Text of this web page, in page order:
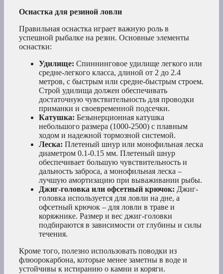
Оснастка для резиной ловли
Правильная оснастка играет важную роль в
успешной рыбалке на резин. Основные элементы
оснастки:
Удилище: Спиннинговое удилище легкого или
средне-легкого класса, длиной от 2 до 2.4
метров, с быстрым или средне-быстрым строем.
Строй удилища должен обеспечивать
достаточную чувствительность для проводки
приманки и своевременной подсечки.
Катушка: Безынерционная катушка
небольшого размера (1000-2500) с плавным
ходом и надежной тормозной системой.
Леска: Плетеный шнур или монофильная леска
диаметром 0.1-0.15 мм. Плетеный шнур
обеспечивает большую чувствительность и
дальность заброса, а монофильная леска –
лучшую амортизацию при вываживании рыбы.
Джиг-головка или офсетный крючок: Джиг-
головка используется для ловли на дне, а
офсетный крючок – для ловли в траве и
коряжнике. Размер и вес джиг-головки
подбираются в зависимости от глубины и силы
течения.
Кроме того, полезно использовать поводки из
флюорокарбона, которые менее заметны в воде и
устойчивы к истиранию о камни и коряги.